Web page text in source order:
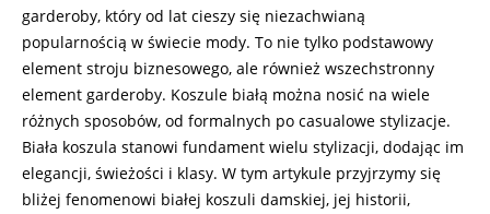
garderoby, który od lat cieszy się niezachwianą
popularnością w świecie mody. To nie tylko podstawowy
element stroju biznesowego, ale również wszechstronny
element garderoby. Koszule białą można nosić na wiele
różnych sposobów, od formalnych po casualowe stylizacje.
Biała koszula stanowi fundament wielu stylizacji, dodając im
elegancji, świeżości i klasy. W tym artykule przyjrzymy się
bliżej fenomenowi białej koszuli damskiej, jej historii,